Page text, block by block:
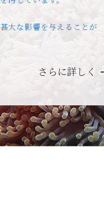
大な影響を与えることが
さらに詳しく